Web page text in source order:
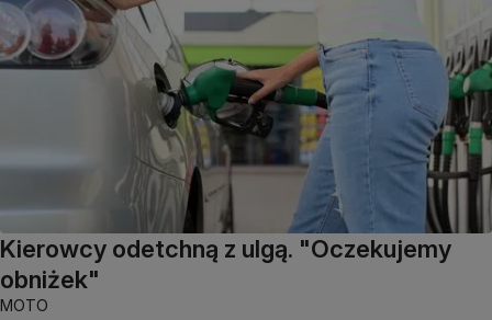
Kierowcy odetchną z ulgą. "Oczekujemy
obniżek"
MOTO